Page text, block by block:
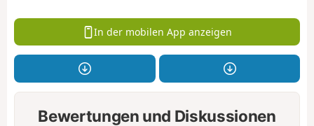
In der mobilen App anzeigen
Bewertungen und Diskussionen